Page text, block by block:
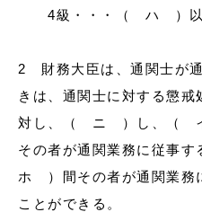
4級・・・（ ハ ）以
2 財務大臣は、通関士が
きは、通関士に対する懲戒
対し、（ ニ ）し、（
その者が通関業務に従事
ホ ）間その者が通関業務
ことができる。